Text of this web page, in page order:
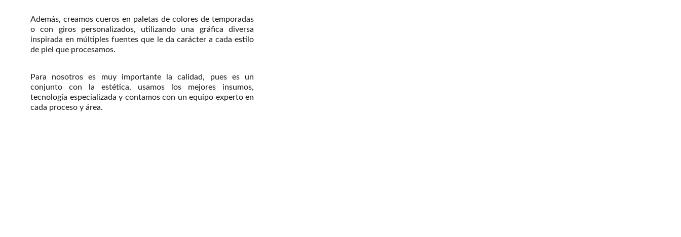
Además, creamos cueros en paletas de colores de temporadas
o con giros personalizados, utilizando una gráfica diversa
inspirada en múltiples fuentes que le da carácter a cada estilo
de piel que procesamos.
Para nosotros es muy importante la calidad, pues es un
conjunto con la estética, usamos los mejores insumos,
tecnología especializada y contamos con un equipo experto en
cada proceso y área.